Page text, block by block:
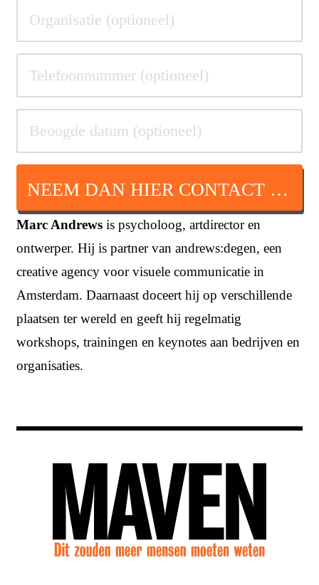
NEEM DAN HIER CONTACT OP
Marc Andrews is psycholoog, artdirector en
ontwerper. Hij is partner van andrews:degen, een
creative agency voor visuele communicatie in
Amsterdam. Daarnaast doceert hij op verschillende
plaatsen ter wereld en geeft hij regelmatig
workshops, trainingen en keynotes aan bedrijven en
organisaties.